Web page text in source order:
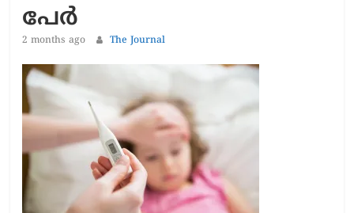
പേര്‍
2 months ago The Journal